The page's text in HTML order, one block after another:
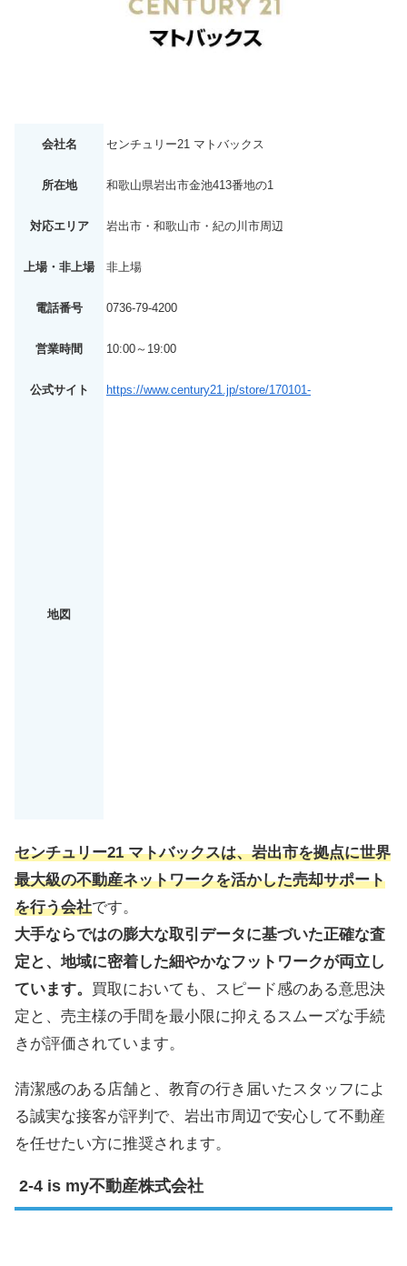
会社名 センチュリー21 マトバックス
所在地 和歌山県岩出市金池413番地の1
対応エリア 岩出市・和歌山市・紀の川市周辺
上場・非上場 非上場
電話番号 0736-79-4200
営業時間 10:00～19:00
公式サイト https://www.century21.jp/store/170101-
地図
センチュリー21 マトバックスは、岩出市を拠点に世界
最大級の不動産ネットワークを活かした売却サポート
を行う会社です。
大手ならではの膨大な取引データに基づいた正確な査
定と、地域に密着した細やかなフットワークが両立し
ています。 買取においても、スピード感のある意思決
定と、売主様の手間を最小限に抑えるスムーズな手続
きが評価されています。
清潔感のある店舗と、教育の行き届いたスタッフによ
る誠実な接客が評判で、岩出市周辺で安心して不動産
を任せたい方に推奨されます。
is my不動産株式会社